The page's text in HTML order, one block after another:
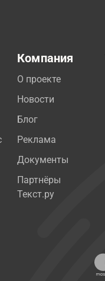
Компания
О проекте
Новости
Блог
Реклама
Документы
Партнёры
Текст.ру